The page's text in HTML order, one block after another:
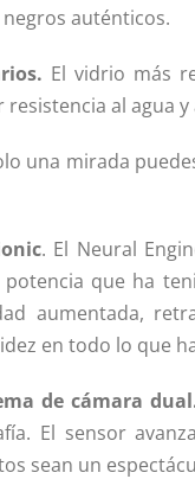
auténticos.
El vidrio más
al agua y
una mirada
. El Neural
que ha
aumentada,
en todo lo que
de cámara
El sensor
sean un